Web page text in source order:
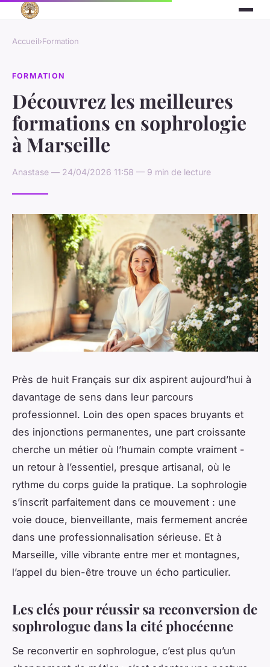
Accueil›Formation
FORMATION
Découvrez les meilleures
formations en sophrologie
à Marseille
Anastase — 24/04/2026 11:58 — 9 min de lecture
Près de huit Français sur dix aspirent aujourd’hui à
davantage de sens dans leur parcours
professionnel. Loin des open spaces bruyants et
des injonctions permanentes, une part croissante
cherche un métier où l’humain compte vraiment -
un retour à l’essentiel, presque artisanal, où le
rythme du corps guide la pratique. La sophrologie
s’inscrit parfaitement dans ce mouvement : une
voie douce, bienveillante, mais fermement ancrée
dans une professionnalisation sérieuse. Et à
Marseille, ville vibrante entre mer et montagnes,
l’appel du bien-être trouve un écho particulier.
Les clés pour réussir sa reconversion de
sophrologue dans la cité phocéenne
Se reconvertir en sophrologue, c’est plus qu’un